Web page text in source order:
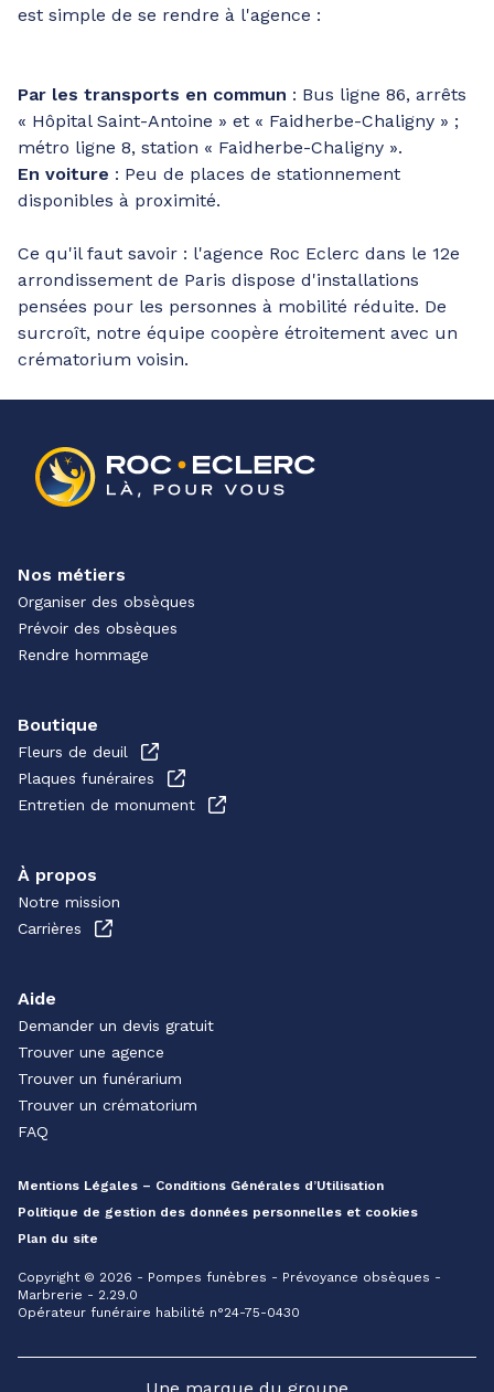
est simple de se rendre à l'agence :
Par les transports en commun : Bus ligne 86, arrêts
« Hôpital Saint-Antoine » et « Faidherbe-Chaligny » ;
métro ligne 8, station « Faidherbe-Chaligny ».
En voiture : Peu de places de stationnement
disponibles à proximité.
Ce qu'il faut savoir : l'agence Roc Eclerc dans le 12e
arrondissement de Paris dispose d'installations
pensées pour les personnes à mobilité réduite. De
surcroît, notre équipe coopère étroitement avec un
crématorium voisin.
Nos métiers
Organiser des obsèques
Prévoir des obsèques
Rendre hommage
Boutique
Fleurs de deuil
Plaques funéraires
Entretien de monument
À propos
Notre mission
Carrières
Aide
Demander un devis gratuit
Trouver une agence
Trouver un funérarium
Trouver un crématorium
FAQ
Mentions Légales – Conditions Générales d’Utilisation
Politique de gestion des données personnelles et cookies
Plan du site
Copyright © 2026 - Pompes funèbres - Prévoyance obsèques -
Marbrerie - 2.29.0
Opérateur funéraire habilité n°24-75-0430